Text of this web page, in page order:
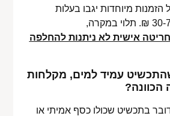
הזמנות מיוחדות יגבו בעלות
אישית לא ניתנות להחלפה
עמיד למים, מקלחות
הכוונה?
בתכשיט שכולו כסף אמיתי או